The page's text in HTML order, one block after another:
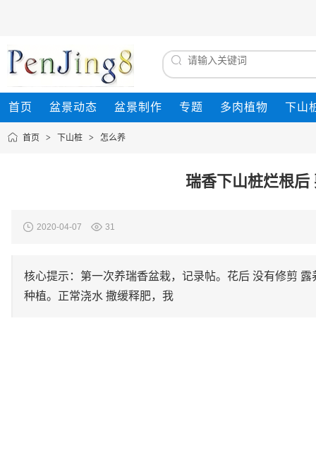
首页 盆景动态 盆景制作 专题 多肉植物 下山
首页 > 下山桩 > 怎么养
瑞香下山桩烂根后
2020-04-07 31
核心提示：第一次养瑞香盆栽，记录帖。花后 没有修剪
种植。正常浇水 撒缓释肥，我